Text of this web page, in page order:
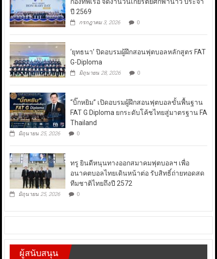
กองทัพเรือ จัดงานวันเกียรติยศกีฬานาวี ประจำ
ปี 2569
กรกฎาคม 3, 2026 0
‘ยุทธนา’ ปิดอบรมผู้ฝึกสอนฟุตบอลหลักสูตร FAT
G-Diploma
มิถุนายน 28, 2026 0
“บิ๊กหยิม” เปิดอบรมผู้ฝึกสอนฟุตบอลขั้นพื้นฐาน
FAT G Diploma ยกระดับโค้ชไทยสู่มาตรฐาน FA
Thailand
มิถุนายน 25, 2026 0
ทรู ยินดีหนุนทางออกสมาคมฟุตบอลฯ เพื่อ
อนาคตบอลไทยเดินหน้าต่อ รับสิทธิ์ถ่ายทอดสด
ทีมชาติไทยถึงปี 2572
มิถุนายน 25, 2026 0
ผู้สนับสนุน